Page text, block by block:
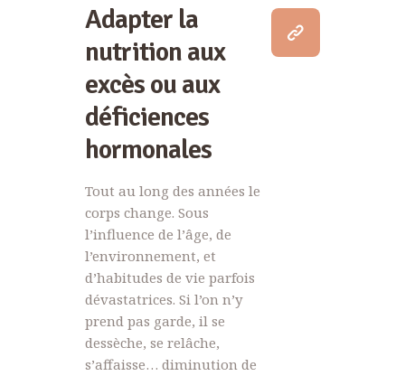
Adapter la
nutrition aux
excès ou aux
déficiences
hormonales
Tout au long des années le
corps change. Sous
l’influence de l’âge, de
l’environnement, et
d’habitudes de vie parfois
dévastatrices. Si l’on n’y
prend pas garde, il se
dessèche, se relâche,
s’affaisse… diminution de